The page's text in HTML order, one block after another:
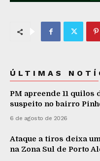
ÚLTIMAS
PM apreende 11
suspeito no bairro
6 de agosto de 2026
Ataque a tiros deixa
na Zona Sul de Porto